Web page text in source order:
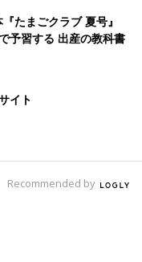
たまごクラブ 夏号』
予習する 出産の教科書
イト
Recommended by